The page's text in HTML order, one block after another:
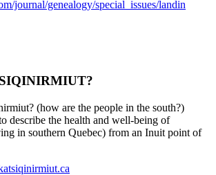
journal/genealogy/special_issues/landin
(how are the people in the south?)
describe the health and well-being of
in southern Quebec) from an Inuit point of